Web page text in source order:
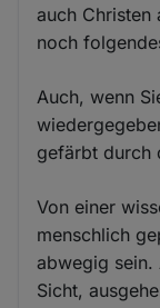
auch
noch
Auch, wenn
gefärbt durch
Von einer
menschlich
abwegig sein.
Sicht,